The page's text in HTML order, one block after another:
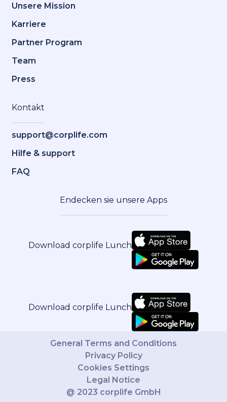
Unsere Mission
Karriere
Partner Program
Team
Press
Kontakt
support@corplife.com
Hilfe & support
FAQ
Endecken sie unsere Apps
Download corplife Lunch
Download corplife Lunch
General Terms and Conditions
Privacy Policy
Cookies Settings
Legal Notice
@ 2023 corplife GmbH